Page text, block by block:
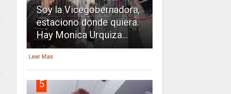
Soy la Vicegobernadora,
estaciono donde quiera.
Hay Monica Urquiza...
Leer Mas
5